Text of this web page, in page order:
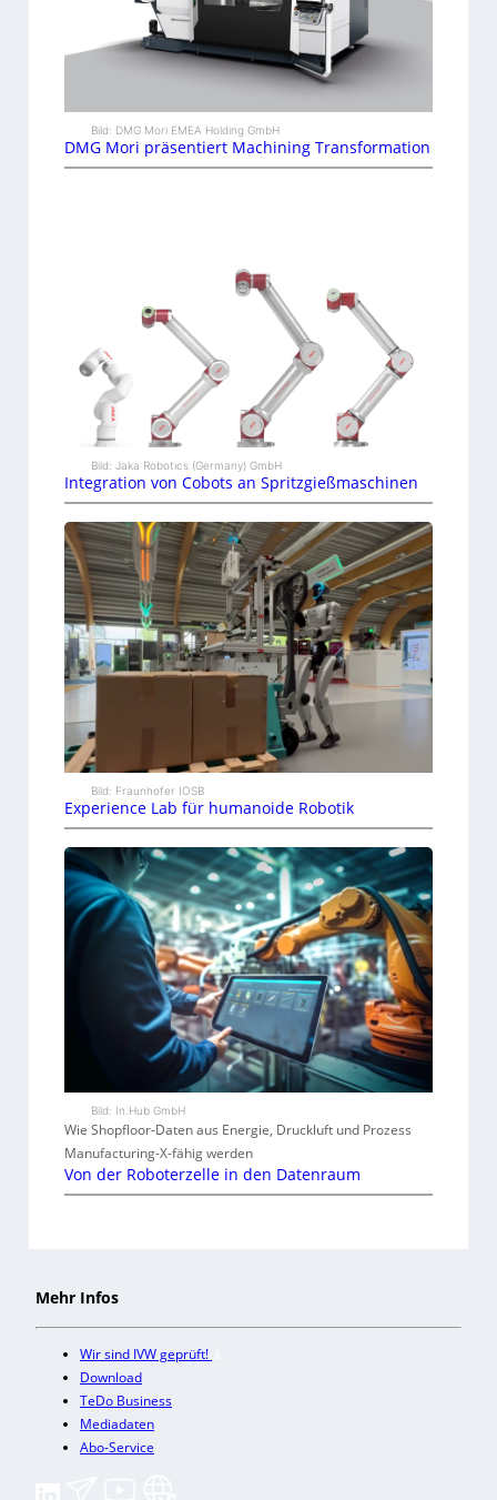
Bild: DMG Mori EMEA Holding GmbH
DMG Mori präsentiert Machining Transformation
Bild: Jaka Robotics (Germany) GmbH
Integration von Cobots an Spritzgießmaschinen
Bild: Fraunhofer IOSB
Experience Lab für humanoide Robotik
Bild: In.Hub GmbH
Wie Shopfloor-Daten aus Energie, Druckluft und Prozess
Manufacturing-X-fähig werden
Von der Roboterzelle in den Datenraum
Mehr Infos
Wir sind IVW geprüft!
Download
TeDo Business
Mediadaten
Abo-Service